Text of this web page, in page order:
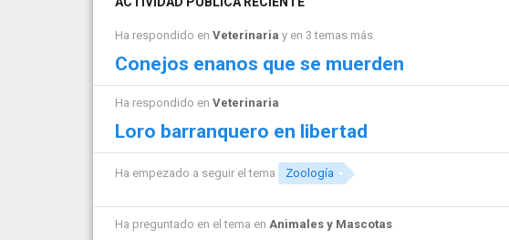
Ha respondido en Veterinaria y en 3 temas más
Conejos enanos que se muerden
Ha respondido en Veterinaria
Loro barranquero en libertad
Ha empezado a seguir el tema Zoología
Ha preguntado en el tema en Animales y Mascotas